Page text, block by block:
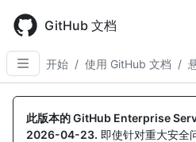
main
content
GitHub 文档
开始 / 使用 GitHub 文档 /
此版本的 GitHub Enterprise
2026-04-23. 即使针对重大安全